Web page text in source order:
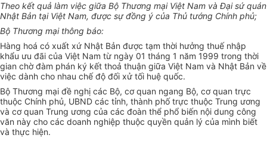
Theo kết quả làm việc giữa Bộ Thương mại Việt Nam và Đại sứ quán
Nhật Bản tại Việt Nam, được sự đồng ý của Thủ tướng Chính phủ;
Bộ Thương mại thông báo:
Hàng hoá có xuất xứ Nhật Bản được tạm thời hưởng thuế nhập
khẩu ưu đãi của Việt Nam từ ngày 01 tháng 1 năm 1999 trong thời
gian chờ đàm phán ký kết thoả thuận giữa Việt Nam và Nhật Bản về
việc dành cho nhau chế độ đối xử tối huệ quốc.
Bộ Thương mại đề nghị các Bộ, cơ quan ngang Bộ, cơ quan trực
thuộc Chính phủ, UBND các tỉnh, thành phố trực thuộc Trung ương
và cơ quan Trung ương của các đoàn thể phổ biến nội dung công
văn này cho các doanh nghiệp thuộc quyền quản lý của mình biết
và thực hiện.